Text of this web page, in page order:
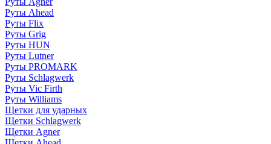
Руты Ahead
Руты Flix
Руты Grig
Руты HUN
Руты Lutner
Руты PROMARK
Руты Schlagwerk
Руты Vic Firth
Руты Williams
Щетки для ударных
Щетки Schlagwerk
Щетки Agner